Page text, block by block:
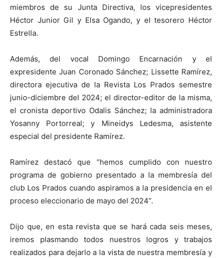
miembros de su Junta Directiva, los vicepresidentes
Héctor Junior Gil y Elsa Ogando, y el tesorero Héctor
Estrella.
Además, del vocal Domingo Encarnación y el
expresidente Juan Coronado Sánchez; Lissette Ramírez,
directora ejecutiva de la Revista Los Prados semestre
junio-diciembre del 2024; el director-editor de la misma,
el cronista deportivo Odalis Sánchez; la administradora
Yosanny Portorreal; y Mineidys Ledesma, asistente
especial del presidente Ramírez.
Ramírez destacó que “hemos cumplido con nuestro
programa de gobierno presentado a la membresía del
club Los Prados cuando aspiramos a la presidencia en el
proceso eleccionario de mayo del 2024”.
Dijo que, en esta revista que se hará cada seis meses,
iremos plasmando todos nuestros logros y trabajos
realizados para dejarlo a la vista de nuestra membresía y